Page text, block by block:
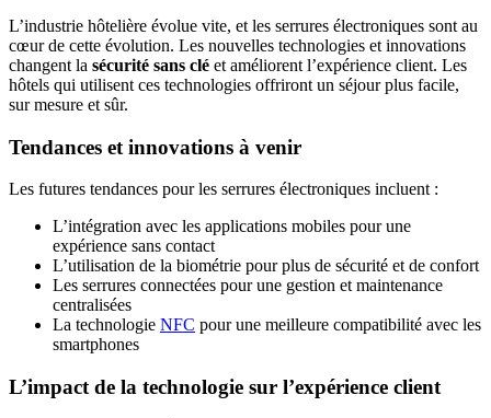
L’industrie hôtelière évolue vite, et les serrures électroniques sont au
cœur de cette évolution. Les nouvelles technologies et innovations
changent la sécurité sans clé et améliorent l’expérience client. Les
hôtels qui utilisent ces technologies offriront un séjour plus facile,
sur mesure et sûr.
Tendances et innovations à venir
Les futures tendances pour les serrures électroniques incluent :
L’intégration avec les applications mobiles pour une
expérience sans contact
L’utilisation de la biométrie pour plus de sécurité et de confort
Les serrures connectées pour une gestion et maintenance
centralisées
La technologie NFC pour une meilleure compatibilité avec les
smartphones
L’impact de la technologie sur l’expérience client